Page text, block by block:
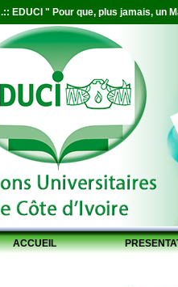
.:: EDUCI " Pour que, plus jamais, un
ACCUEIL